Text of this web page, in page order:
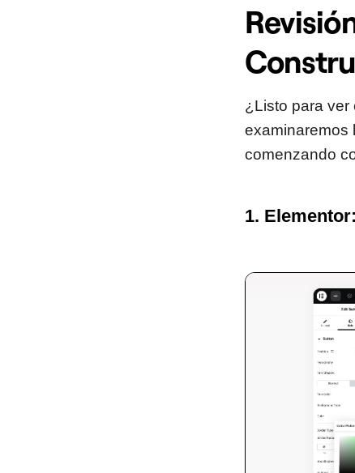
¿Listo para ver
examinaremos
comenzando
1.